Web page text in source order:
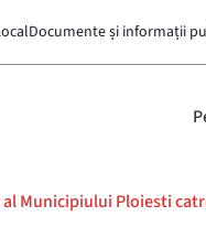
Documente și informații
Municipiului Ploiesti